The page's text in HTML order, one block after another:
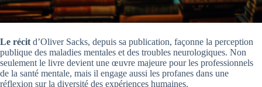
Le récitd’Oliver Sacks, depuis sa publication, façonne la perception
publique des maladies mentales et des troubles neurologiques. Non
seulement le livre devient une œuvre majeure pour les professionnels
de la santé mentale, mais il engage aussi les profanes dans une
réflexion sur la diversité des expériences humaines.